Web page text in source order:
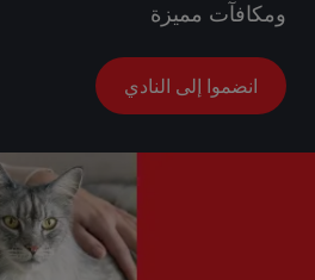
ومكافآت مميزة
انضموا إلى النادي